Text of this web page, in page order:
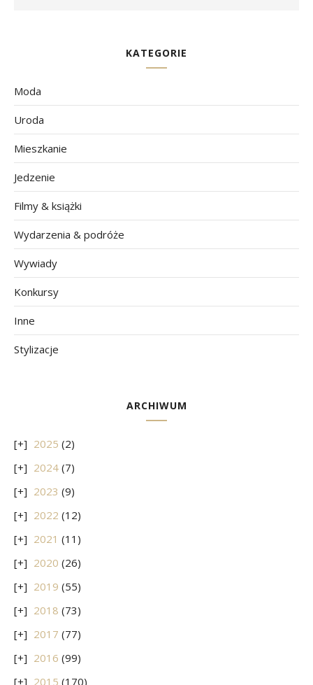
KATEGORIE
Moda
Uroda
Mieszkanie
Jedzenie
Filmy & książki
Wydarzenia & podróże
Wywiady
Konkursy
Inne
Stylizacje
ARCHIWUM
2025 (2)
2024 (7)
2023 (9)
2022 (12)
2021 (11)
2020 (26)
2019 (55)
2018 (73)
2017 (77)
2016 (99)
2015 (170)